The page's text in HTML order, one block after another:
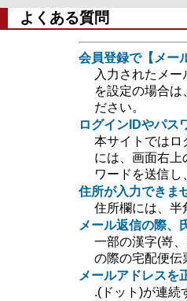
よくある質問
会員登録で【メー
入力されたメ
を設定の場合
ださい。
ログインIDやパス
本サイトではロ
には、画面右
ワードを送信し
住所が入力できま
住所欄には、半
メール返信の際、
一部の漢字(嵜
の際の宅配便伝
メールアドレスを
.(ドット)が連続